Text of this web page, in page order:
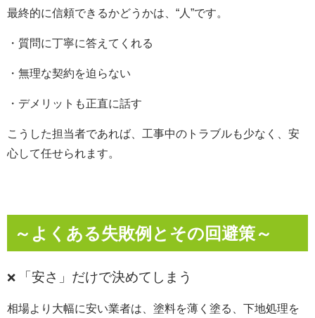
最終的に信頼できるかどうかは、“人”です。
・質問に丁寧に答えてくれる
・無理な契約を迫らない
・デメリットも正直に話す
こうした担当者であれば、工事中のトラブルも少なく、安
心して任せられます。
～ よくある失敗例とその回避策～
❌ 「安さ」だけで決めてしまう
相場より大幅に安い業者は、 塗料を薄く塗る、 下地処理を